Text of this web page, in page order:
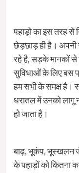
पहाड़ो का इस तरह से
छेड़छाड़ ही है। अपनी
रहे है, सड़के मानकों से
सुविधाओं के लिए बस
हम सभी के समक्ष है।
धरातल में उनको लागू
हो जाता है।
बाढ़, भूकंप, भूस्खलन
के पहाड़ों को कितना